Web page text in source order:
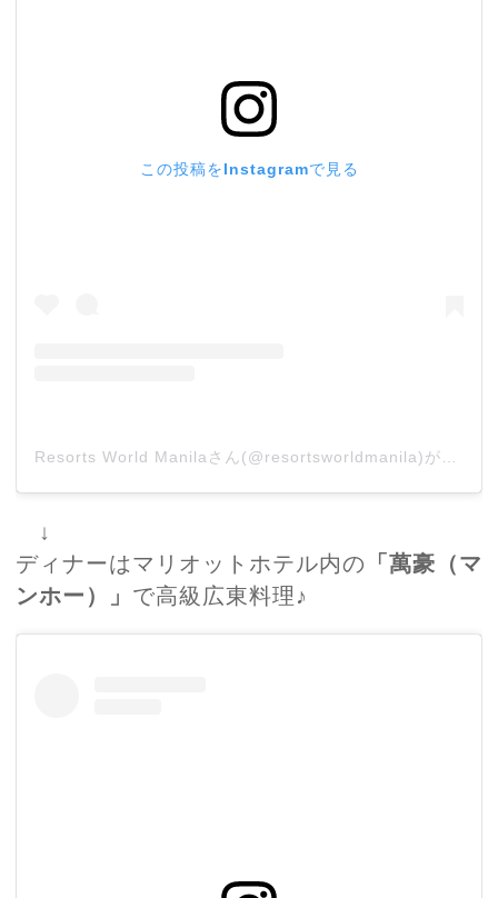
この投稿をInstagramで見る
↓
ディナーはマリオットホテル内の 「萬豪（マ
ンホー）」 で高級広東料理♪